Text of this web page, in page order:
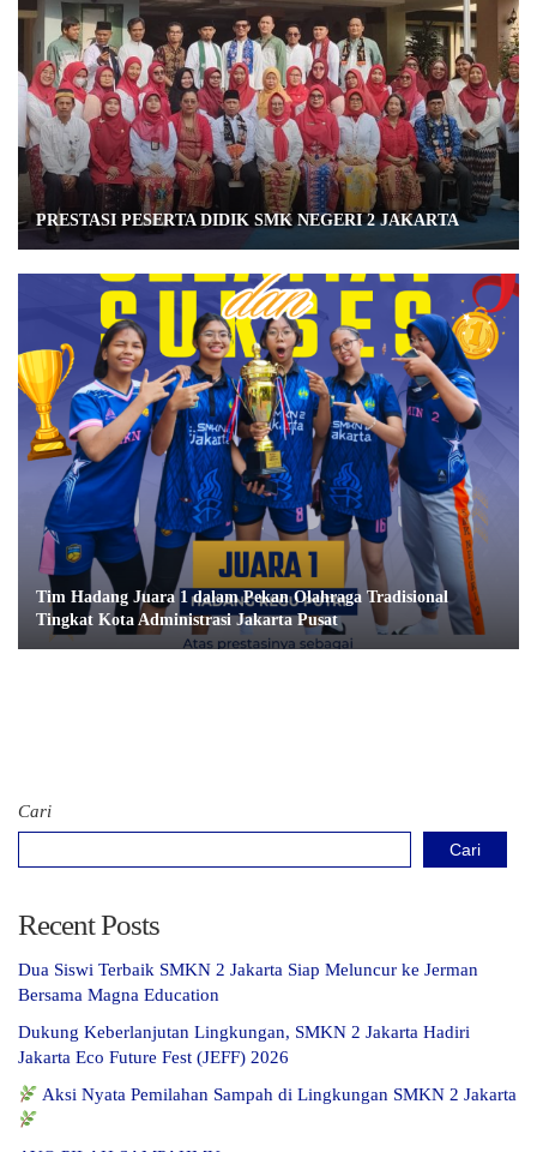
PRESTASI PESERTA DIDIK SMK NEGERI 2 JAKARTA
Tim Hadang Juara 1 dalam Pekan Olahraga Tradisional
Tingkat Kota Administrasi Jakarta Pusat
Cari
Cari
Recent Posts
Dua Siswi Terbaik SMKN 2 Jakarta Siap Meluncur ke Jerman
Bersama Magna Education
Dukung Keberlanjutan Lingkungan, SMKN 2 Jakarta Hadiri
Jakarta Eco Future Fest (JEFF) 2026
Aksi Nyata Pemilahan Sampah di Lingkungan SMKN 2 Jakarta